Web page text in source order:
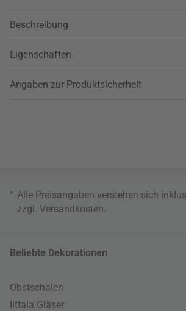
Beschreibung
Eigenschaften
Angaben zur Produktsicherheit
* Alle Preisangaben verstehen sich
zzgl. Versandkosten
Beliebte Dekorationen
Obstschalen
Iittala Gläser